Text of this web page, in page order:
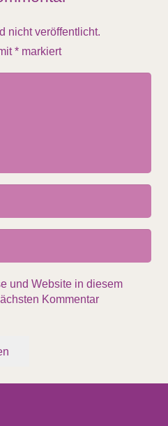
nicht veröffentlicht.
* markiert
und Website in diesem
Kommentar